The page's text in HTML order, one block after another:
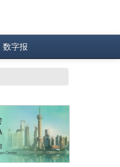
数字报